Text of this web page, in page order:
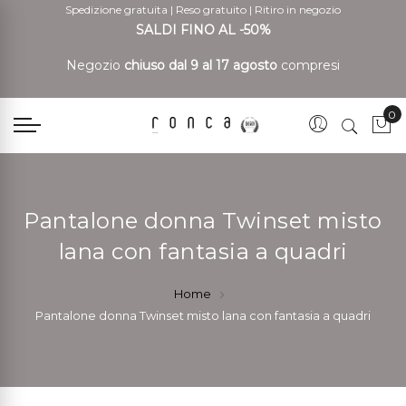
Spedizione gratuita | Reso gratuito | Ritiro in negozio
SALDI FINO AL -50%
Negozio chiuso dal 9 al 17 agosto compresi
0
Pantalone donna Twinset misto
lana con fantasia a quadri
Home
Pantalone donna Twinset misto lana con fantasia a quadri